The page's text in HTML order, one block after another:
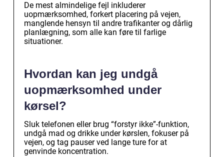
De mest almindelige fejl inkluderer
uopmærksomhed, forkert placering på vejen,
manglende hensyn til andre trafikanter og dårlig
planlægning, som alle kan føre til farlige
situationer.
Hvordan kan jeg undgå
uopmærksomhed under
kørsel?
Sluk telefonen eller brug “forstyr ikke”-funktion,
undgå mad og drikke under kørslen, fokuser på
vejen, og tag pauser ved lange ture for at
genvinde koncentration.